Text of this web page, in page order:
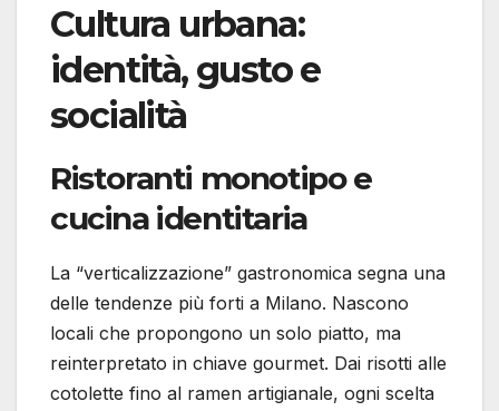
Cultura urbana:
identità, gusto e
socialità
Ristoranti monotipo e
cucina identitaria
La “verticalizzazione” gastronomica segna una
delle tendenze più forti a Milano. Nascono
locali che propongono un solo piatto, ma
reinterpretato in chiave gourmet. Dai risotti alle
cotolette fino al ramen artigianale, ogni scelta